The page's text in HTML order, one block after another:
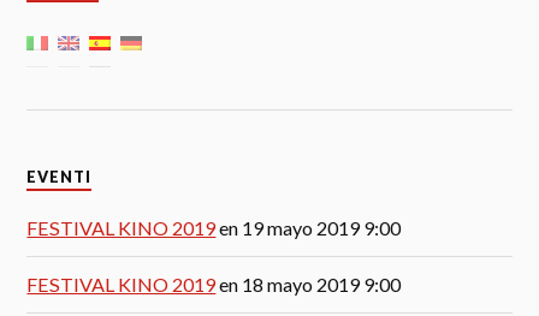
EVENTI
FESTIVAL KINO 2019en 19 mayo 2019 9:00
FESTIVAL KINO 2019en 18 mayo 2019 9:00